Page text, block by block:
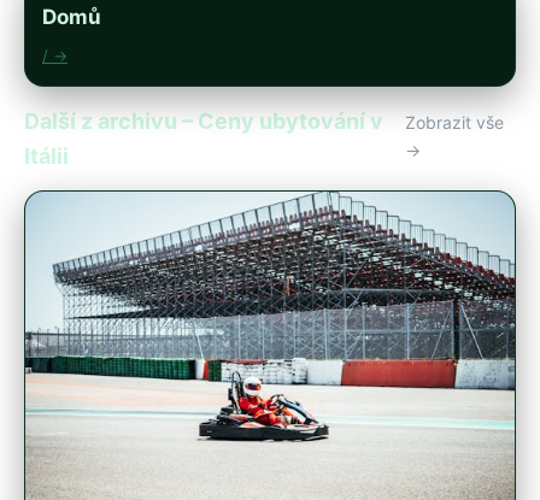
Domů
/ →
Další z archivu – Ceny ubytování v
Itálii
Zobrazit vše
→